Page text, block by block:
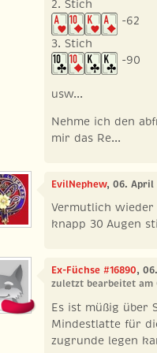
2. Stich
-62
3. Stich
-90
usw...
Nehme ich den
mir das Re...
EvilNephew, 06. April
Vermutlich wieder
knapp 30 Augen
Ex-Füchse #16890,
zuletzt bearbeitet am
Es ist müßig über
Mindestlatte für
zugrunde legen